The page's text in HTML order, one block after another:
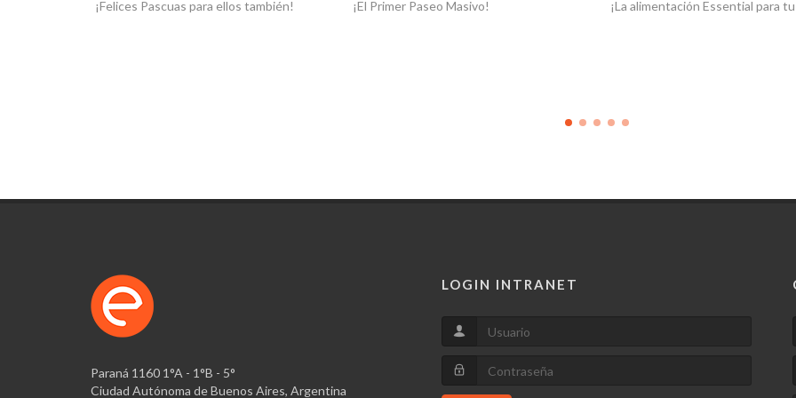
¡El Primer Paseo Masivo! ¡La alimentación Essential para tu perro! ¡Abrazeeeero! Volumen 2
Paraná 1160 1°A - 1°B - 5°
Ciudad Autónoma de Buenos Aires, Argentina
LOGIN INTRANET